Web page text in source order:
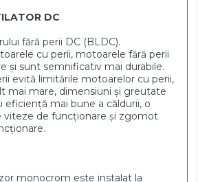
DC
fără perii DC (BLDC).
cu perii, motoarele fără perii
și sunt semnificativ mai durabile.
evită limitările motoarelor cu perii,
mai mare, dimensiuni și greutate
eficiență mai bune a căldurii, o
viteze de funcționare și zgomot
monocrom este instalat la